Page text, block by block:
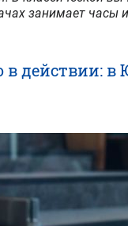
занимает часы
в действии: